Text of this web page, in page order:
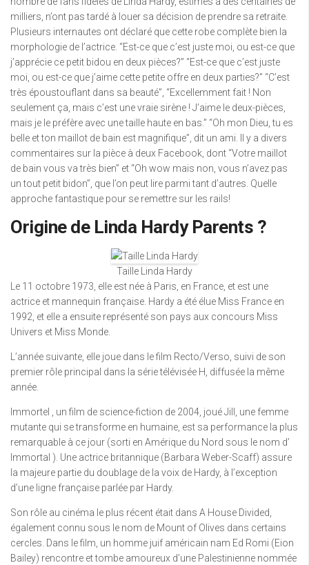
milliers, n’ont pas tardé à louer sa décision de prendre sa retraite.
Plusieurs internautes ont déclaré que cette robe complète bien la
morphologie de l’actrice. “Est-ce que c’est juste moi, ou est-ce que
j’apprécie ce petit bidou en deux pièces?” “Est-ce que c’est juste
moi, ou est-ce que j’aime cette petite offre en deux parties?” “C’est
très époustouflant dans sa beauté”, “Excellemment fait ! Non
seulement ça, mais c’est une vraie sirène ! J’aime le deux-pièces,
mais je le préfère avec une taille haute en bas.” “Oh mon Dieu, tu es
belle et ton maillot de bain est magnifique”, dit un ami. Il y a divers
commentaires sur la pièce à deux Facebook, dont “Votre maillot
de bain vous va très bien” et “Oh wow mais non, vous n’avez pas
un tout petit bidon”, que l’on peut lire parmi tant d’autres. Quelle
approche fantastique pour se remettre sur les rails!
Origine de Linda Hardy Parents ?
Taille Linda Hardy
Le 11 octobre 1973, elle est née à Paris, en France, et est une
actrice et mannequin française. Hardy a été élue Miss France en
1992, et elle a ensuite représenté son pays aux concours Miss
Univers et Miss Monde.
L’année suivante, elle joue dans le film Recto/Verso, suivi de son
premier rôle principal dans la série télévisée H, diffusée la même
année.
Immortel , un film de science-fiction de 2004, joué Jill, une femme
mutante qui se transforme en humaine, est sa performance la plus
remarquable à ce jour (sorti en Amérique du Nord sous le nom d’
Immortal ). Une actrice britannique (Barbara Weber-Scaff) assure
la majeure partie du doublage de la voix de Hardy, à l’exception
d’une ligne française parlée par Hardy.
Son rôle au cinéma le plus récent était dans A House Divided,
également connu sous le nom de Mount of Olives dans certains
cercles. Dans le film, un homme juif américain nam Ed Romi (Eion
Bailey) rencontre et tombe amoureux d’une Palestinienne nommée